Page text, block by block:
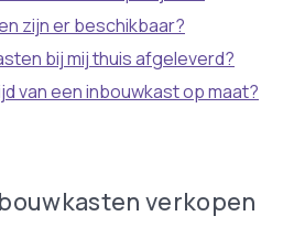
zijn er beschikbaar?
bij mij thuis afgeleverd?
van een inbouwkast op maat?
verkopen